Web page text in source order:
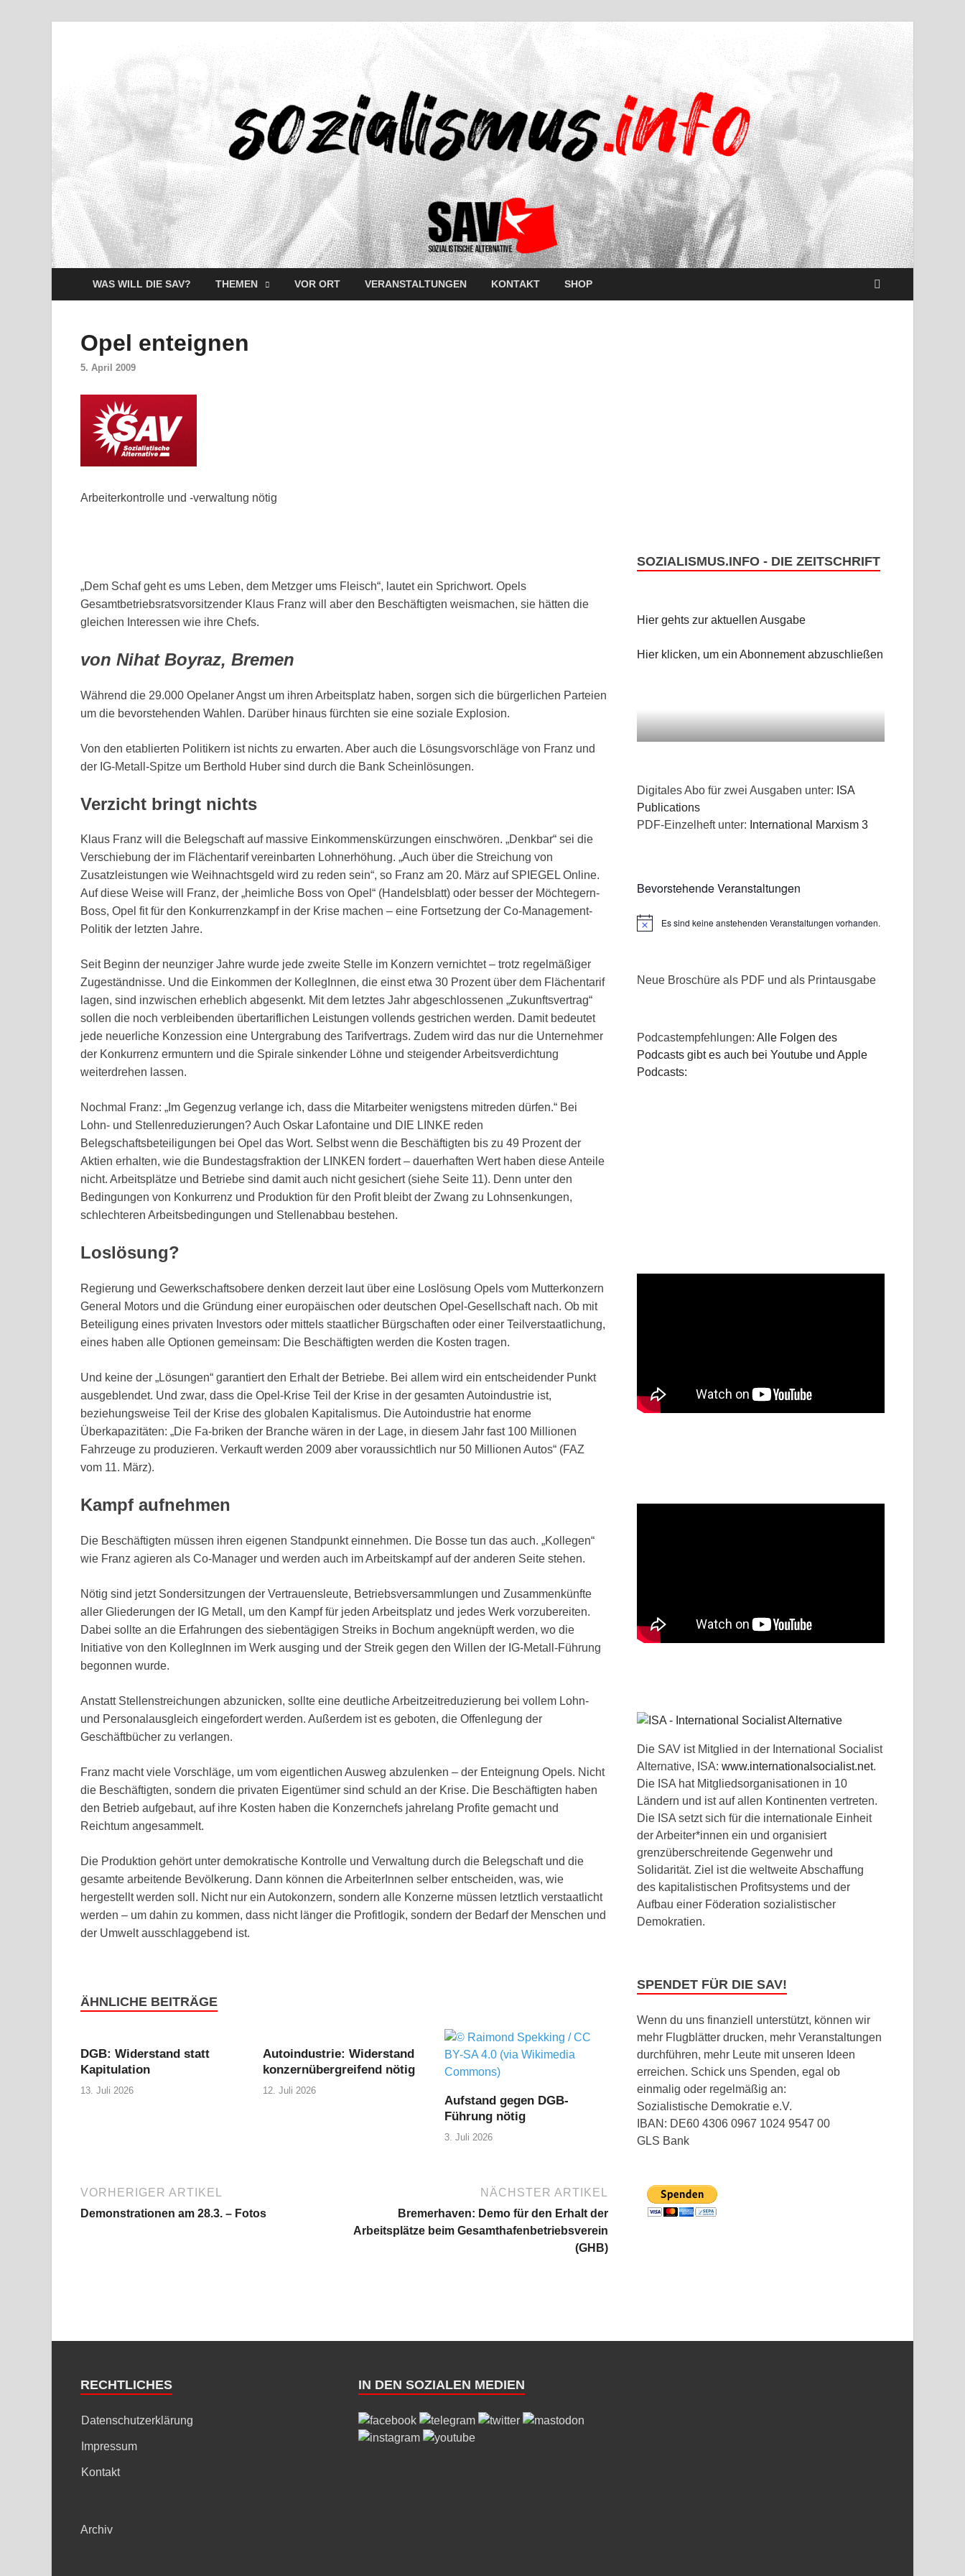
WAS WILL DIE SAV? THEMEN VOR ORT VERANSTALTUNGEN KONTAKT SHOP
Opel enteignen
5. April 2009
Arbeiterkontrolle und -verwaltung nötig
„Dem Schaf geht es ums Leben, dem Metzger ums Fleisch“, lautet ein Sprichwort. Opels
Gesamtbetriebsratsvorsitzender Klaus Franz will aber den Beschäftigten weismachen, sie hätten die
gleichen Interessen wie ihre Chefs.
von Nihat Boyraz, Bremen
Während die 29.000 Opelaner Angst um ihren Arbeitsplatz haben, sorgen sich die bürgerlichen Parteien
um die bevorstehenden Wahlen. Darüber hinaus fürchten sie eine soziale Explosion.
Von den etablierten Politikern ist nichts zu erwarten. Aber auch die Lösungsvorschläge von Franz und
der IG-Metall-Spitze um Berthold Huber sind durch die Bank Scheinlösungen.
Verzicht bringt nichts
Klaus Franz will die Belegschaft auf massive Einkommenskürzungen einschwören. „Denkbar“ sei die
Verschiebung der im Flächentarif vereinbarten Lohnerhöhung. „Auch über die Streichung von
Zusatzleistungen wie Weihnachtsgeld wird zu reden sein“, so Franz am 20. März auf SPIEGEL Online.
Auf diese Weise will Franz, der „heimliche Boss von Opel“ (Handelsblatt) oder besser der Möchtegern-
Boss, Opel fit für den Konkurrenzkampf in der Krise machen – eine Fortsetzung der Co-Management-
Politik der letzten Jahre.
Seit Beginn der neunziger Jahre wurde jede zweite Stelle im Konzern vernichtet – trotz regelmäßiger
Zugeständnisse. Und die Einkommen der KollegInnen, die einst etwa 30 Prozent über dem Flächentarif
lagen, sind inzwischen erheblich abgesenkt. Mit dem letztes Jahr abgeschlossenen „Zukunftsvertrag“
sollen die noch verbleibenden übertariflichen Leistungen vollends gestrichen werden. Damit bedeutet
jede neuerliche Konzession eine Untergrabung des Tarifvertrags. Zudem wird das nur die Unternehmer
der Konkurrenz ermuntern und die Spirale sinkender Löhne und steigender Arbeitsverdichtung
weiterdrehen lassen.
Nochmal Franz: „Im Gegenzug verlange ich, dass die Mitarbeiter wenigstens mitreden dürfen.“ Bei
Lohn- und Stellenreduzierungen? Auch Oskar Lafontaine und DIE LINKE reden
Belegschaftsbeteiligungen bei Opel das Wort. Selbst wenn die Beschäftigten bis zu 49 Prozent der
Aktien erhalten, wie die Bundestagsfraktion der LINKEN fordert – dauerhaften Wert haben diese Anteile
nicht. Arbeitsplätze und Betriebe sind damit auch nicht gesichert (siehe Seite 11). Denn unter den
Bedingungen von Konkurrenz und Produktion für den Profit bleibt der Zwang zu Lohnsenkungen,
schlechteren Arbeitsbedingungen und Stellenabbau bestehen.
Loslösung?
Regierung und Gewerkschaftsobere denken derzeit laut über eine Loslösung Opels vom Mutterkonzern
General Motors und die Gründung einer europäischen oder deutschen Opel-Gesellschaft nach. Ob mit
Beteiligung eines privaten Investors oder mittels staatlicher Bürgschaften oder einer Teilverstaatlichung,
eines haben alle Optionen gemeinsam: Die Beschäftigten werden die Kosten tragen.
Und keine der „Lösungen“ garantiert den Erhalt der Betriebe. Bei allem wird ein entscheidender Punkt
ausgeblendet. Und zwar, dass die Opel-Krise Teil der Krise in der gesamten Autoindustrie ist,
beziehungsweise Teil der Krise des globalen Kapitalismus. Die Autoindustrie hat enorme
Überkapazitäten: „Die Fa-briken der Branche wären in der Lage, in diesem Jahr fast 100 Millionen
Fahrzeuge zu produzieren. Verkauft werden 2009 aber voraussichtlich nur 50 Millionen Autos“ (FAZ
vom 11. März).
Kampf aufnehmen
Die Beschäftigten müssen ihren eigenen Standpunkt einnehmen. Die Bosse tun das auch. „Kollegen“
wie Franz agieren als Co-Manager und werden auch im Arbeitskampf auf der anderen Seite stehen.
Nötig sind jetzt Sondersitzungen der Vertrauensleute, Betriebsversammlungen und Zusammenkünfte
aller Gliederungen der IG Metall, um den Kampf für jeden Arbeitsplatz und jedes Werk vorzubereiten.
Dabei sollte an die Erfahrungen des siebentägigen Streiks in Bochum angeknüpft werden, wo die
Initiative von den KollegInnen im Werk ausging und der Streik gegen den Willen der IG-Metall-Führung
begonnen wurde.
Anstatt Stellenstreichungen abzunicken, sollte eine deutliche Arbeitzeitreduzierung bei vollem Lohn-
und Personalausgleich eingefordert werden. Außerdem ist es geboten, die Offenlegung der
Geschäftbücher zu verlangen.
Franz macht viele Vorschläge, um vom eigentlichen Ausweg abzulenken – der Enteignung Opels. Nicht
die Beschäftigten, sondern die privaten Eigentümer sind schuld an der Krise. Die Beschäftigten haben
den Betrieb aufgebaut, auf ihre Kosten haben die Konzernchefs jahrelang Profite gemacht und
Reichtum angesammelt.
Die Produktion gehört unter demokratische Kontrolle und Verwaltung durch die Belegschaft und die
gesamte arbeitende Bevölkerung. Dann können die ArbeiterInnen selber entscheiden, was, wie
hergestellt werden soll. Nicht nur ein Autokonzern, sondern alle Konzerne müssen letztlich verstaatlicht
werden – um dahin zu kommen, dass nicht länger die Profitlogik, sondern der Bedarf der Menschen und
der Umwelt ausschlaggebend ist.
ÄHNLICHE BEITRÄGE
DGB: Widerstand statt
Kapitulation
13. Juli 2026
Autoindustrie: Widerstand
konzernübergreifend nötig
12. Juli 2026
Aufstand gegen DGB-
Führung nötig
3. Juli 2026
VORHERIGER ARTIKEL
Demonstrationen am 28.3. – Fotos
NÄCHSTER ARTIKEL
Bremerhaven: Demo für den Erhalt der
Arbeitsplätze beim Gesamthafenbetriebsverein
(GHB)
SOZIALISMUS.INFO - DIE ZEITSCHRIFT
Hier gehts zur aktuellen Ausgabe
Hier klicken, um ein Abonnement abzuschließen
Digitales Abo für zwei Ausgaben unter: ISA
Publications
PDF-Einzelheft unter: International Marxism 3
Bevorstehende Veranstaltungen
HinweisEs sind keine anstehenden Veranstaltungen vorhanden.
Neue Broschüre als PDF und als Printausgabe
Podcastempfehlungen:Alle Folgen des
Podcasts gibt es auch bei Youtube und Apple
Podcasts:
Die SAV ist Mitglied in der International Socialist
Alternative, ISA:www.internationalsocialist.net.
Die ISA hat Mitgliedsorganisationen in 10
Ländern und ist auf allen Kontinenten vertreten.
Die ISA setzt sich für die internationale Einheit
der Arbeiter*innen ein und organisiert
grenzüberschreitende Gegenwehr und
Solidarität. Ziel ist die weltweite Abschaffung
des kapitalistischen Profitsystems und der
Aufbau einer Föderation sozialistischer
Demokratien.
SPENDET FÜR DIE SAV!
Wenn du uns finanziell unterstützt, können wir
mehr Flugblätter drucken, mehr Veranstaltungen
durchführen, mehr Leute mit unseren Ideen
erreichen. Schick uns Spenden, egal ob
einmalig oder regelmäßig an:
Sozialistische Demokratie e.V.
IBAN: DE60 4306 0967 1024 9547 00
GLS Bank
RECHTLICHES
Datenschutzerklärung
Impressum
Kontakt
Archiv
IN DEN SOZIALEN MEDIEN